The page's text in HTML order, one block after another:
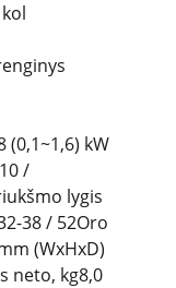
(0,1~1,6) kW
/
lygis
38 / 52Oro
(WxHxD)
neto, kg8,0